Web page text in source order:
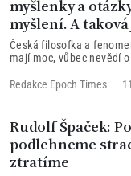
plynout? Pozitivní a
extrémy v roce 2021.
myšlenky a
myšlení. A
Česká filosofka a
mají moc, vůbec nevědí
toho, co je pro člověka
samých najít jistotu,
Lidem dnes chybí
Redakce Epoch Times
Rudolf Špaček:
podlehneme
ztratíme